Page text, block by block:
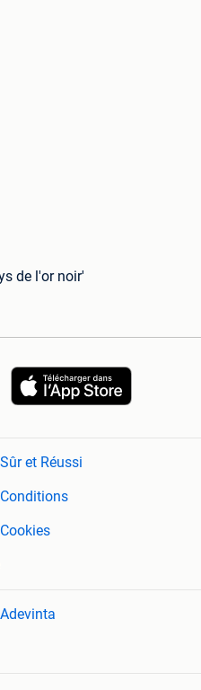
de l'or noir'
Sûr et Réussi
Conditions
Cookies
Adevinta